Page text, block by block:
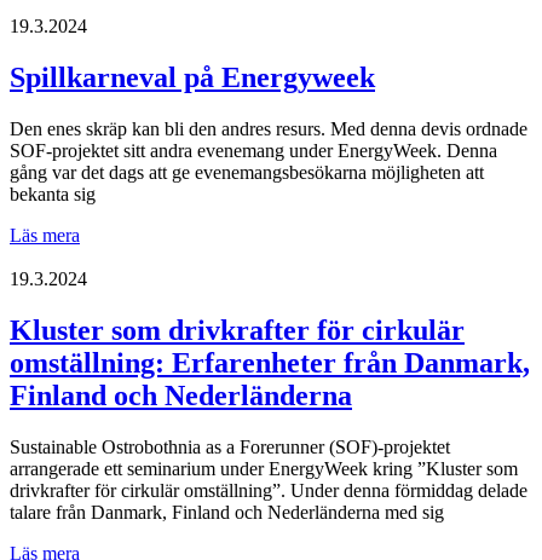
19.3.2024
Spillkarneval på Energyweek
Den enes skräp kan bli den andres resurs. Med denna devis ordnade
SOF-projektet sitt andra evenemang under EnergyWeek. Denna
gång var det dags att ge evenemangsbesökarna möjligheten att
bekanta sig
Läs mera
Energyweek
19.3.2024
Kluster som drivkrafter för cirkulär
omställning: Erfarenheter från Danmark,
Finland och Nederländerna
Sustainable Ostrobothnia as a Forerunner (SOF)-projektet
arrangerade ett seminarium under EnergyWeek kring ”Kluster som
drivkrafter för cirkulär omställning”. Under denna förmiddag delade
talare från Danmark, Finland och Nederländerna med sig
Läs mera